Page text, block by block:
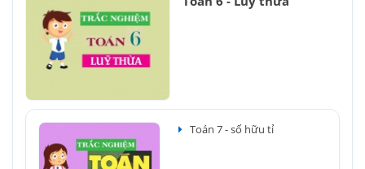
Toán 7 - số hữu tỉ